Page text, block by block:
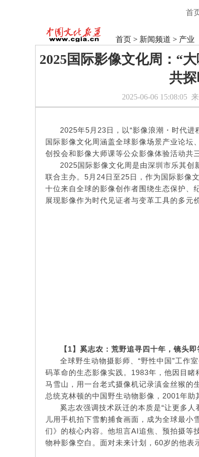
首
首页 > 新闻频道 > 产业
2025国际影像文化周：“
共
2025-06-06 15:08:05
2025年5月23日，以“影像浪潮・时代
国际影像文化周涵盖全球影像场景产业论坛
创投会和影像大师课等公众影像体验活动共
2025国际影像文化周是由深圳市乐其
联合主办。5月24日至25日，作为国际影像
十位来自全球的影像创作者围绕生态保护、
展现影像作为时代见证者与变革工具的多元
【1】 奚志农：荒野追寻四十年，镜头即
全球野生动物摄影师、“野性中国”工作
码革命的生态影像实践。1983年，他因目
马雪山，用一台老式摄像机记录滇金丝猴的
总统克林顿的中国野生动物影像，2001年
奚志农强调技术跃迁的本质是“让更多
儿用手机拍下雪豹捕食画面，成为全球最
们》的核心内容。他坦言AI追焦、预拍摄等
物种影像空白。面对未来计划，60岁的他表